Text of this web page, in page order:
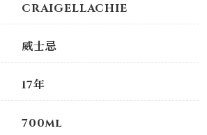
CRAIGELLACHIE
威士忌
17年
700ml